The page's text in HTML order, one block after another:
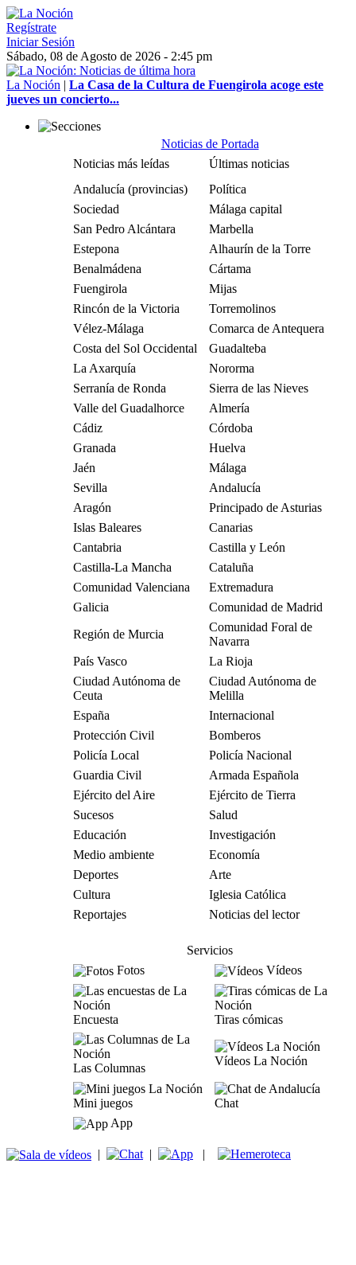
Regístrate
Iniciar Sesión
Sábado, 08 de Agosto de 2026 - 2:45 pm
La Noción | La Casa de la Cultura de Fuengirola acoge este
jueves un concierto...
Noticias de Portada
Noticias más leídas
Últimas noticias
Andalucía (provincias)
Política
Sociedad
Málaga capital
San Pedro Alcántara
Marbella
Estepona
Alhaurín de la Torre
Benalmádena
Cártama
Fuengirola
Mijas
Rincón de la Victoria
Torremolinos
Vélez-Málaga
Comarca de Antequera
Costa del Sol Occidental
Guadalteba
La Axarquía
Nororma
Serranía de Ronda
Sierra de las Nieves
Valle del Guadalhorce
Almería
Cádiz
Córdoba
Granada
Huelva
Jaén
Málaga
Sevilla
Andalucía
Aragón
Principado de Asturias
Islas Baleares
Canarias
Cantabria
Castilla y León
Castilla-La Mancha
Cataluña
Comunidad Valenciana
Extremadura
Galicia
Comunidad de Madrid
Región de Murcia
Comunidad Foral de
Navarra
País Vasco
La Rioja
Ciudad Autónoma de
Ceuta
Ciudad Autónoma de
Melilla
España
Internacional
Protección Civil
Bomberos
Policía Local
Policía Nacional
Guardia Civil
Armada Española
Ejército del Aire
Ejército de Tierra
Sucesos
Salud
Educación
Investigación
Medio ambiente
Economía
Deportes
Arte
Cultura
Iglesia Católica
Reportajes
Noticias del lector
Servicios
Fotos
Vídeos
Encuesta Tiras cómicas
Las Columnas
Vídeos La Noción
Mini juegos
Chat
App
| | |